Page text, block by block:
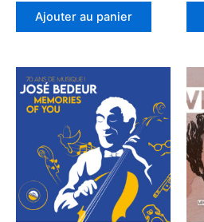
Ajouter au panier